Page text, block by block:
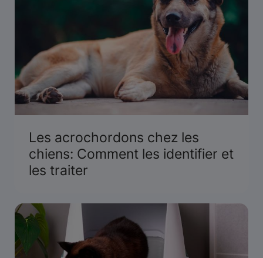
Les acrochordons chez les
chiens: Comment les identifier et
les traiter